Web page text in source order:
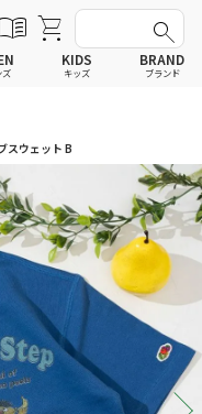
シャツ
ェットパーカー
ピース
トアップ
ムウェア
ンダーウェアWOMEN
クス
ッショングッズ
シャツ
ェットパーカー
トアップ
ムウェア
ングッズ
ズ
シャツ
ェットパーカー
ピース
トアップ
ムウェア
グ
ングッズ
KIDS
キッズ
シャツ
ェットパーカー
ピース
トアップ
ムウェア
グ
ングッズ
BRAND
ブランド
スウェット B